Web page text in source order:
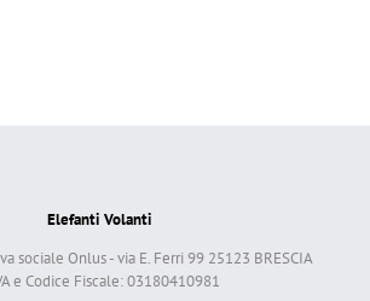
Elefanti Volanti
sociale Onlus - via E. Ferri 99 25123 BRESCIA
e Codice Fiscale: 03180410981